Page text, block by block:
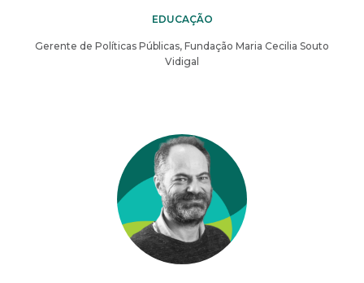
EDUCAÇÃO
Gerente de Políticas Públicas, Fundação Maria Cecilia Souto
Vidigal